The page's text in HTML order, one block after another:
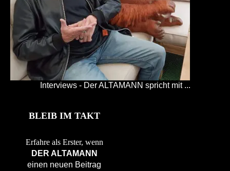
Interviews - Der ALTAMANN spricht mit ...
BLEIB IM TAKT
Erfahre als Erster, wenn
DER ALTAMANN
einen neuen Beitrag